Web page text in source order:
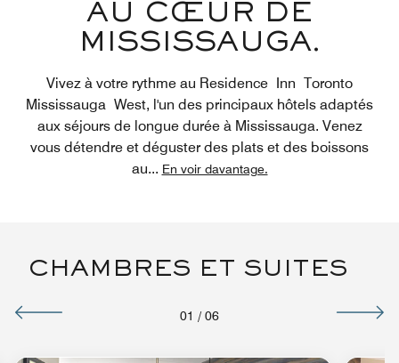
AU CŒUR DE
MISSISSAUGA.
Vivez à votre rythme au Residence Inn Toronto
Mississauga West, l'un des principaux hôtels adaptés
aux séjours de longue durée à Mississauga. Venez
vous détendre et déguster des plats et des boissons
au... En voir davantage.
CHAMBRES ET SUITES
01 / 06